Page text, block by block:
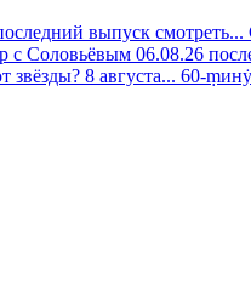
выпуск смотреть...
с Соловьёвым 06.08.26
звёзды? 8 августа... 60-